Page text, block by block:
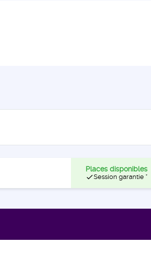
Places disponibles
checkSession garantie *